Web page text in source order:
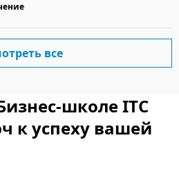
все
школе ITC
к успеху вашей